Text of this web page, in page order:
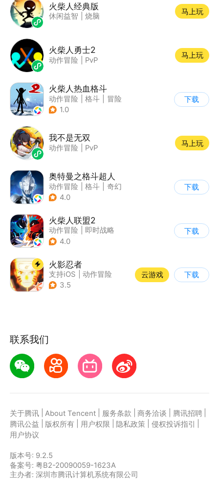
火柴人经典版
休闲益智 烧脑
马上玩
火柴人勇士2
动作冒险 PvP
马上玩
火柴人热血格斗
动作冒险 格斗
冒险
| 火柴人
1.0
下载
我不是无双
动作冒险 PvP
马上玩
奥特曼之格斗超人
动作冒险 格斗
奇幻
| 奥特曼
4.0
下载
火柴人联盟2
动作冒险
即时战略
| 冒险
4.0
下载
火影忍者
支持iOS
动作冒险
| 格斗
3.5
云游戏 下载
联系我们
关于腾讯 About Tencent 服务条款 商务洽谈 腾讯招聘
腾讯公益
版权所有 用户权限 隐私政策 侵权投诉指引
用户协议
版本号: 9.2.5
备案号: 粤B2-20090059-1623A
主办者: 深圳市腾讯计算机系统有限公司